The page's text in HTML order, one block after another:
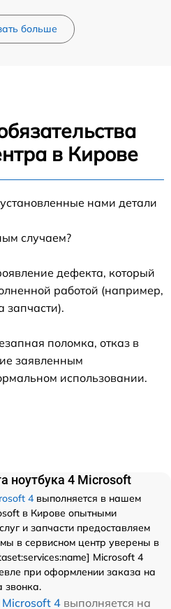
больше
в Кирове
нами детали
случаем?
дефекта, который
работой (например,
запчасти).
поломка, отказ в
заявленным
использовании.
ноутбука 4 Microsoft
4 выполняется в нашем
в Кирове опытными
и запчасти предоставляем
в сервисном центр уверены в
Microsoft 4
при оформлении заказа на
звонка.
4 выполняется на